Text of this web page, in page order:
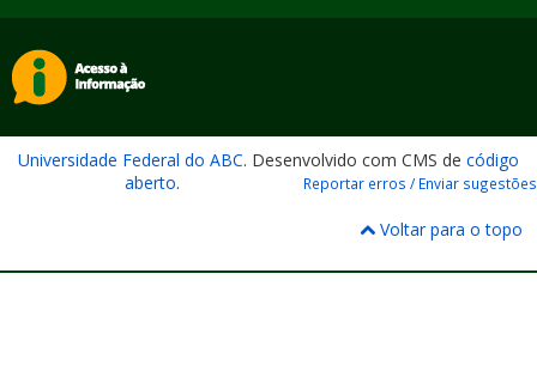
Universidade Federal do ABC. Desenvolvido com CMS de código
aberto. Reportar erros / Enviar sugestões
Voltar para o topo